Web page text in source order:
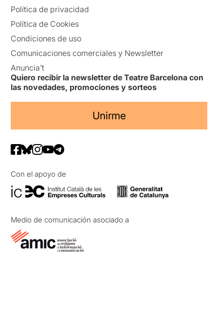
Política de privacidad
Política de Cookies
Condiciones de uso
Comunicaciones comerciales y Newsletter
Anuncia’t
Quiero recibir la newsletter de Teatre Barcelona con
las novedades, promociones y sorteos
Unirme
Con el apoyo de
Medio de comunicación asociado a